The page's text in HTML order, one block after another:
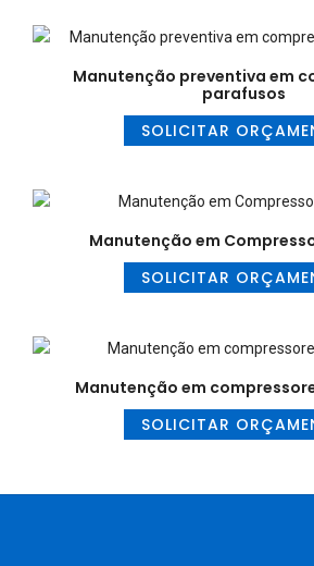
Manutenção preventiva em
parafusos
SOLICITAR
Manutenção em
SOLICITAR
Manutenção em
SOLICITAR